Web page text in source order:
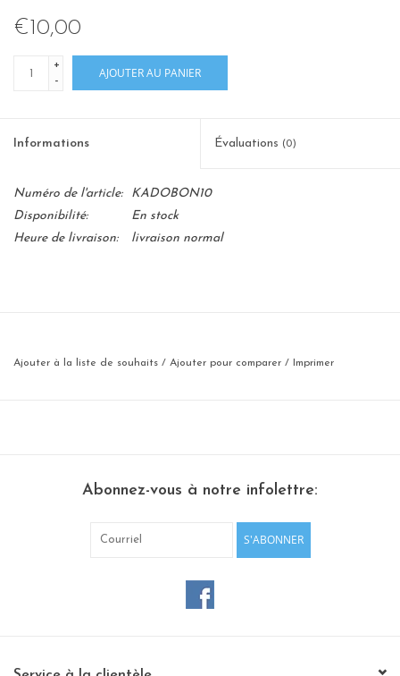
€10,00
+
-
AJOUTER AU PANIER
Informations Évaluations (0)
Numéro de l'article:
KADOBON10
Disponibilité:
En stock
Heure de livraison:
livraison normal
Ajouter à la liste de souhaits / Ajouter pour comparer / Imprimer
Abonnez-vous à notre infolettre:
S'ABONNER